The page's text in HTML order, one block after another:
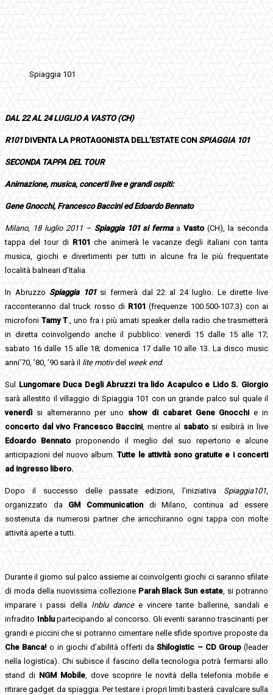
Spiaggia 101
DAL 22 AL 24 LUGLIO A VASTO (CH)
R101DIVENTA LA PROTAGONISTA DELL’ESTATE CON SPIAGGIA 101
SECONDA TAPPA DEL TOUR
Animazione, musica, concerti live e grandi ospiti:
Gene Gnocchi, Francesco Baccini ed Edoardo Bennato
Milano, 18 luglio 2011 – Spiaggia 101 si fermaaVasto (CH), la seconda
tappa del tour di R101che animerà le vacanze degli italiani con tanta
musica, giochi e divertimenti per tutti in alcune fra le più frequentate
località balneari d’Italia.
In Abruzzo Spiaggia 101si fermerà dal 22 al 24 luglio. Le dirette live
racconteranno dal truck rosso di R101 (frequenze 100.500-107.3) con ai
microfoni Tamy T ., uno fra i più amati speaker della radio che trasmetterà
in diretta coinvolgendo anche il pubblico: venerdì 15 dalle 15 alle 17;
sabato 16 dalle 15 alle 18; domenica 17 dalle 10 alle 13. La disco music
anni’70, ’80, ’90 sarà il lite motivdel week end.
Sul Lungomare Duca Degli Abruzzi tra lido Acapulco e Lido S. Giorgio
sarà allestito il villaggio di Spiaggia 101 con un grande palco sul quale il
venerdì si alterneranno per uno show di cabaret Gene Gnocchie in
concerto dal vivo Francesco Baccini, mentre al sabato si esibirà in live
Edoardo Bennatoproponendo il meglio del suo repertorio e alcune
anticipazioni del nuovo album.Tutte le attività sono gratuite e i concerti
ad ingresso libero.
Dopo il successo delle passate edizioni, l’iniziativa Spiaggia101
organizzato da
GM Communicationdi Milano,
continua ad essere
sostenuta da numerosi partner che arricchiranno ogni tappa con molte
attività aperte a tutti.
Durante il giorno sul palco assieme ai coinvolgenti giochi ci saranno sfilate
di moda della nuovissima collezione Parah Black Sun estate , si potranno
imparare i passi della Inblu dancee vincere tante ballerine, sandali e
infradito Inblupartecipando al concorso. Gli eventi saranno trascinanti per
grandi e piccini che si potranno cimentare nelle sfide sportive proposte da
Che Banca! o in giochi d’abilità offerti daShilogistic – CD Group(leader
nella logistica). Chi subisce il fascino della tecnologia potrà fermarsi allo
stand di NGM Mobile , dove scoprire le novità della telefonia mobile e
ritirare gadget da spiaggia. Per testare i propri limiti basterà cavalcare sulla